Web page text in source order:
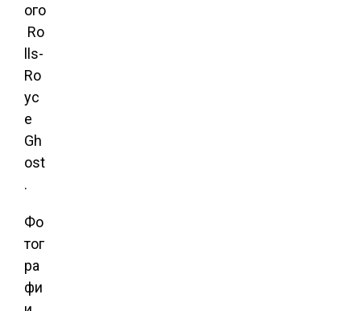
ого
Ro
lls-
Ro
yc
e
Gh
ost
.
Фо
тог
ра
фи